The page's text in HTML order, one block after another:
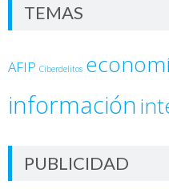
TEMAS
AFIP Ciberdelitos
información
PUBLICIDAD